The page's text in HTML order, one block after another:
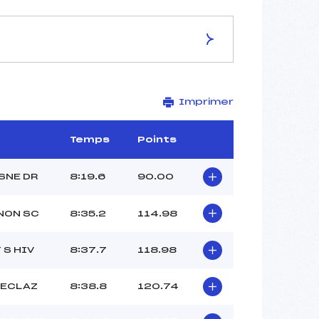
–
3 km
Imprimer
Temps Points
DR 8:19.6 90.00
SC 8:35.2 114.98
S HIV 8:37.7 118.98
8:38.8 120.74